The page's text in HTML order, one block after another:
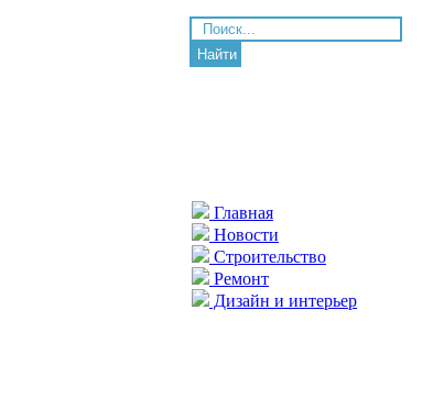
Найти
Главная
Новости
Строительство
Ремонт
Дизайн и интерьер